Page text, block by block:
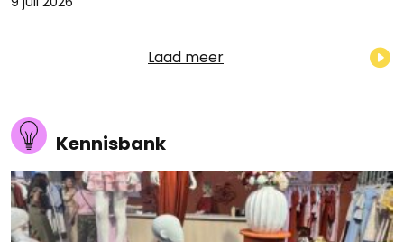
Laad meer
Kennisbank